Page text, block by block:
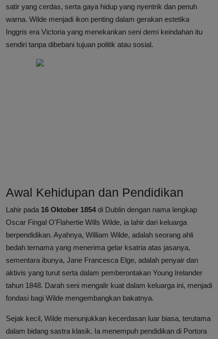
satir yang cerdas, serta gaya hidup yang nyentrik dan penuh
warna. Wilde menjadi ikon penting dalam gerakan estetika
Inggris era Victoria yang menekankan seni demi keindahan itu
sendiri tanpa dibebani tujuan politik atau sosial.
Awal Kehidupan dan Pendidikan
Lahir pada 16 Oktober 1854di Dublin dengan nama lengkap
Oscar Fingal O'Flahertie Wills Wilde, ia lahir dari keluarga
berpendidikan. Ayahnya, William Wilde, adalah seorang ahli
bedah ternama yang menerima gelar ksatria atas jasanya,
sementara ibunya, Jane Francesca Elge, adalah penyair dan
aktivis yang turut serta dalam pemberontakan Young Irelander
tahun 1848. Darah seni mengalir kuat dalam keluarga ini, menjadi
fondasi bagi Wilde mengembangkan bakatnya.
Sejak kecil, Wilde menunjukkan kecerdasan luar biasa, terutama
dalam bidang sastra klasik. Ia menempuh pendidikan di Portora